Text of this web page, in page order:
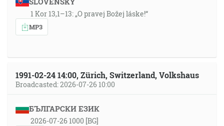
1 Kor 13,1–13: „O pravej Božej láske!“
MP3
1991-02-24 14:00, Zürich, Switzerland, Volkshaus
Broadcasted: 2026-07-26 10:00
БЪЛГАРСКИ ЕЗИК
2026-07-26 1000 [BG]